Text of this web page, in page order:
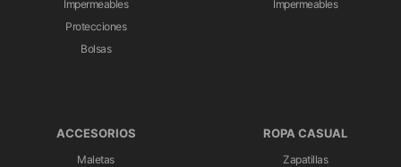
Impermeables
Protecciones
Bolsas
Impermeables
ACCESORIOS
Maletas
ROPA CASUAL
Zapatillas